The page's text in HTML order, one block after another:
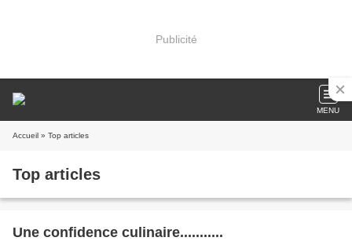
Publicité
MENU
Accueil » Top articles
Top articles
Une confidence culinaire...........